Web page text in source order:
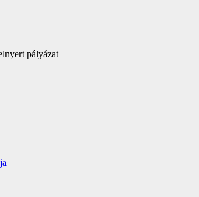
pályázat